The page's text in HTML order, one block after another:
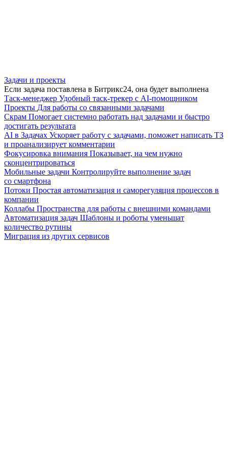
Задачи и проекты
Если задача поставлена в Битрикс24, она будет выполнена
Таск-менеджер Удобный таск-трекер с AI-помощником
Проекты Для работы со связанными задачами
Скрам Помогает системно работать над задачами и быстро
достигать результата
AI в Задачах Ускоряет работу с задачами, поможет написать ТЗ
и проанализирует комментарии
Фокусировка внимания Показывает, на чем нужно
сконцентрироваться
Мобильные задачи Контролируйте выполнение задач
со смартфона
Потоки Простая автоматизация и саморегуляция процессов в
компании
Коллабы Пространства для работы с внешними командами
Автоматизация задач Шаблоны и роботы уменьшат
количество рутины
Миграция из других сервисов